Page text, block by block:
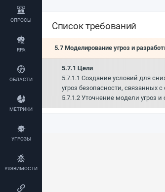
ОПРОСЫ
RPA
ОБЛАСТИ
МЕТРИКИ
УГРОЗЫ
УЯЗВИМОСТИ
Список требований
5.7 Моделирование угроз и
5.7.1 Цели
5.7.1.1 Создание условий для
угроз безопасности, связанных
5.7.1.2 Уточнение модели угроз